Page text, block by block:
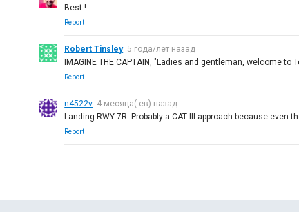
Best !
Report
Robert Tinsley 5 года/лет назад
IMAGINE THE CAPTAIN, "Ladies and gentleman, welcome
Report
n4522v 4 месяца(-ев) назад
Landing RWY 7R. Probably a CAT III approach because
Report